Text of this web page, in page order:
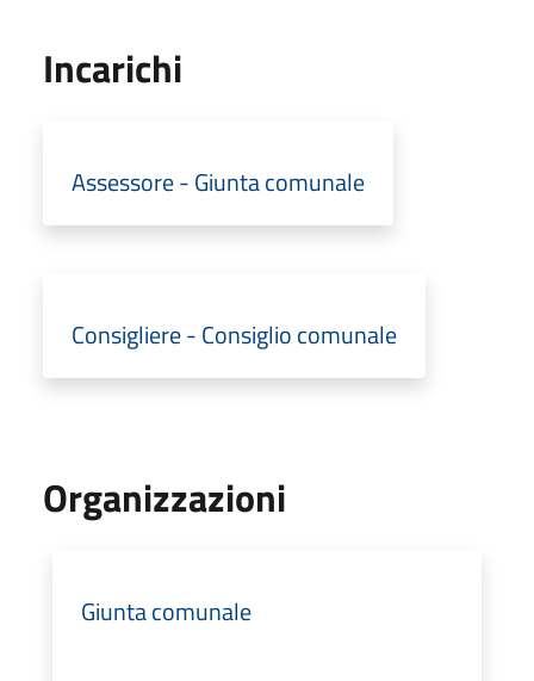
Incarichi
Assessore - Giunta comunale
Consigliere - Consiglio comunale
Organizzazioni
Giunta comunale